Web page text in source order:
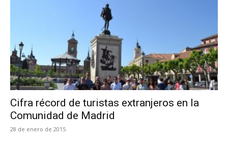
Cifra récord de turistas extranjeros en la
Comunidad de Madrid
28 de enero de 2015